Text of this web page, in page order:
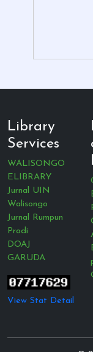
Library
Services
WALISONGO
ELIBRARY
Jurnal UIN
Walisongo
Jurnal Rumpun
Prodi
DOAJ
GARUDA
View Stat Detail